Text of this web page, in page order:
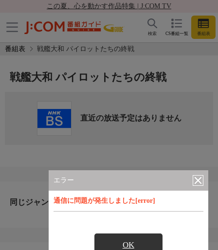
この夏、心を動かす作品特集 | J:COM TV
CS番組一覧 番組表
検索
番組表 戦艦大和 パイロットたちの終戦
エラー
通信に問題が発生しました[error]
OK
戦艦大和 パイロットたちの終戦
直近の放送予定はありません
同じジャンルのおすすめ番組